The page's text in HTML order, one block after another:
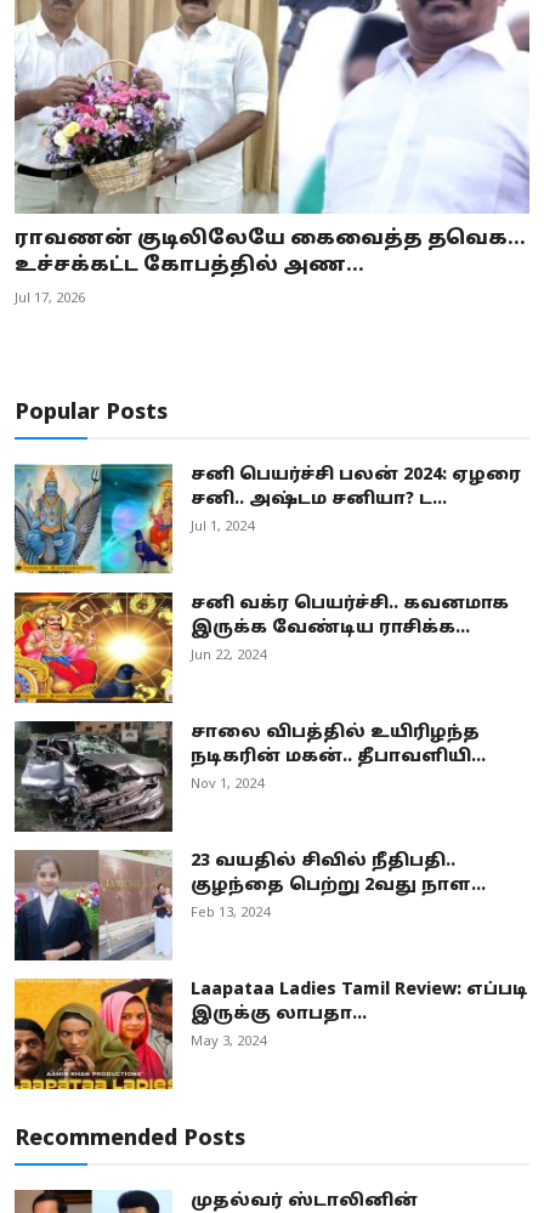
ராவணன் குடிலிலேயே கைவைத்த தவெக…
உச்சக்கட்ட கோபத்தில் அண...
Jul 17, 2026
Popular Posts
சனி பெயர்ச்சி பலன் 2024: ஏழரை
சனி.. அஷ்டம சனியா? ட...
Jul 1, 2024
சனி வக்ர பெயர்ச்சி.. கவனமாக
இருக்க வேண்டிய ராசிக்க...
Jun 22, 2024
சாலை விபத்தில் உயிரிழந்த
நடிகரின் மகன்.. தீபாவளியி...
Nov 1, 2024
23 வயதில் சிவில் நீதிபதி..
குழந்தை பெற்று 2வது நாள...
Feb 13, 2024
Laapataa Ladies Tamil Review: எப்படி
இருக்கு லாபதா...
May 3, 2024
Recommended Posts
முதல்வர் ஸ்டாலினின்